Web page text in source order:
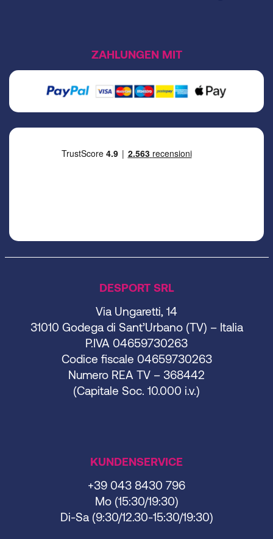
DESPORT SRL
Via Ungaretti, 14
31010 Godega di Sant’Urbano (TV) – Italia
P.IVA 04659730263
Codice fiscale 04659730263
Numero REA TV – 368442
(Capitale Soc. 10.000 i.v.)
KUNDENSERVICE
+39 043 8430 796
Mo (15:30/19:30)
Di-Sa (9:30/12.30-15:30/19:30)
ZAHLUNGEN MIT